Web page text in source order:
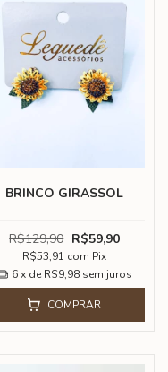
BRINCO GIRASSOL
R$129,90 R$59,90
R$53,91 com Pix
6 x de R$9,98 sem juros
COMPRAR